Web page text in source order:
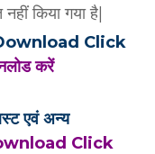
किया गया है|
Click
करें
एवं अन्य
Click